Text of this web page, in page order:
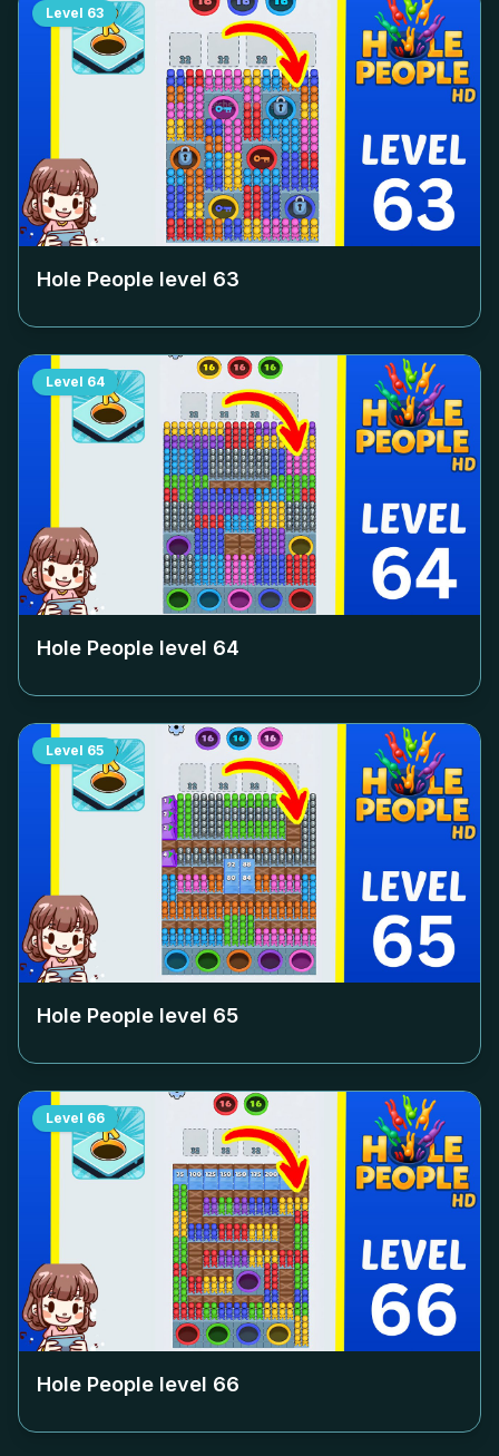
Level 63
Hole People level 63
Level 64
Hole People level 64
Level 65
Hole People level 65
Level 66
Hole People level 66